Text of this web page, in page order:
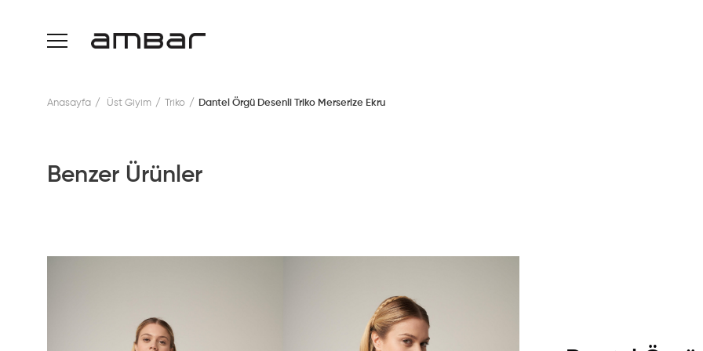
Anasayfa Üst Giyim Triko Dantel Örgü Desenli Triko Merserize Ekru
Benzer Ürünler